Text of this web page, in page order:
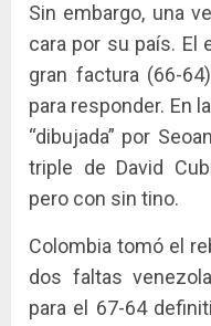
Sin embargo, una
cara por su país. El
gran factura (66-
para responder. En
“dibujada” por
triple de David
pero con sin tino.
Colombia tomó el
dos faltas
para el 67-64